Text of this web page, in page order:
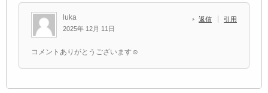
luka
2025年 12月 11日
返信 引用
コメントありがとうございます☺️